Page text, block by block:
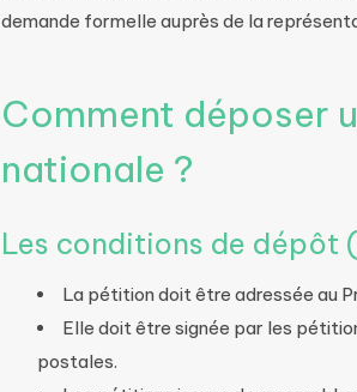
demande formelle auprès de la
Comment déposer
nationale ?
Les conditions de dépôt
La pétition doit être adressée au
Elle doit être signée par les
postales.